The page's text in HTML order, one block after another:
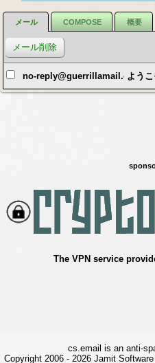
メール COMPOSE 概要
no-reply@guerrillamail.com
よう
The VPN service
cs.email is an anti-
Copyright 2006 - 2026 Jamit Software